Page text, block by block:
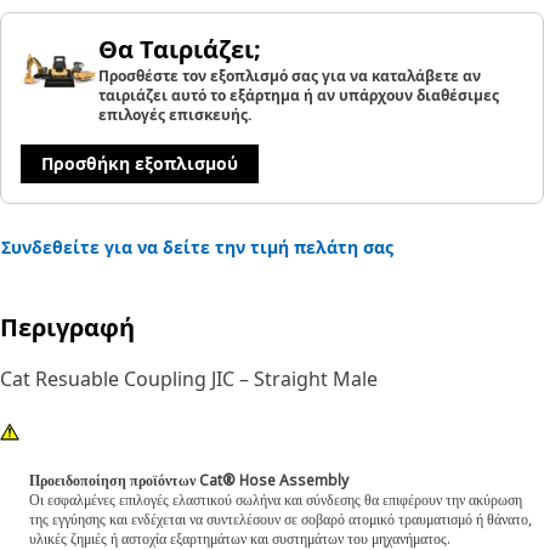
Θα Ταιριάζει;
Προσθέστε τον εξοπλισμό σας για να καταλάβετε αν
ταιριάζει αυτό το εξάρτημα ή αν υπάρχουν διαθέσιμες
επιλογές επισκευής.
Προσθήκη εξοπλισμού
Συνδεθείτε για να δείτε την τιμή πελάτη σας
Περιγραφή
Cat Resuable Coupling JIC – Straight Male
Προειδοποίηση προϊόντων Cat® Hose Assembly
Οι εσφαλμένες επιλογές ελαστικού σωλήνα και σύνδεσης θα επιφέρουν την ακύρωση
της εγγύησης και ενδέχεται να συντελέσουν σε σοβαρό ατομικό τραυματισμό ή θάνατο,
υλικές ζημιές ή αστοχία εξαρτημάτων και συστημάτων του μηχανήματος.